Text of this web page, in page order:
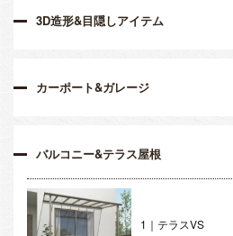
3D造形&目隠しアイテム
カーポート&ガレージ
バルコニー&テラス屋根
1｜テラスVS